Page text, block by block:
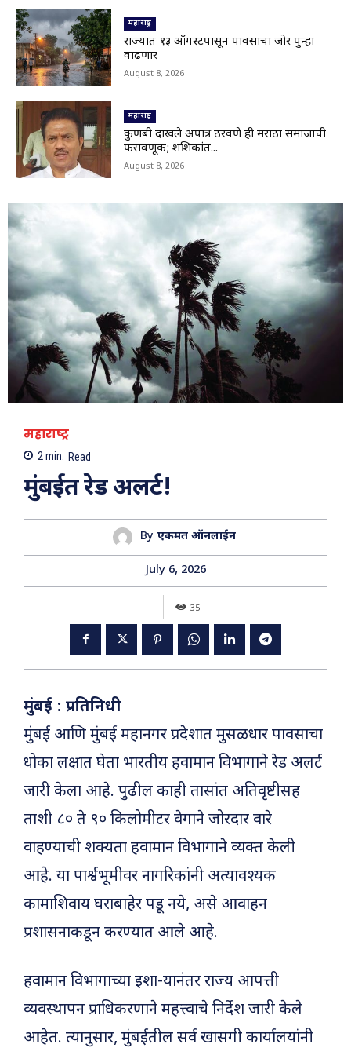
Nanded|नांदेड हादरलं! दहावीतील विद्यार्थ्याचा
वर्गमित्रावर चाकू हल्ला
02:10
भूम तालुक्यातील आंबी जयवंतनगर मार्ग बंद;देवगावरोड
वरील पूल गेला वाहून,अनेक गावांचा संपर्क तुटला
00:17
Nanded|हिमायतनगरमध्ये प्रशासनाचा बुलडोझर; उमर
चौक अतिक्रमणमुक्त
01:29
Viral Video: सहस्त्रकुंड धबधब्याचा मन मोहून टाकणारा
ड्रोन व्ह्यू
01:28
महाराष्ट्र
राज्यात १३ ऑगस्टपासून पावसाचा जोर पुन्हा
वाढणार
August 8, 2026
महाराष्ट्र
कुणबी दाखले अपात्र ठरवणे ही मराठा समाजाची
फसवणूक; शशिकांत...
August 8, 2026